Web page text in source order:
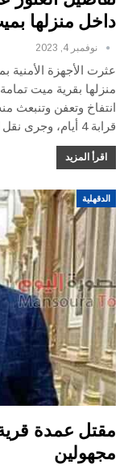
داخل منزلها
نوفمبر 4, 2023
عثرت الأجهزة الأمنية
منزلها بقرية ميت
انتفاخ وتعفن وتنبعث
قرابة 4 أيام، وجرى نقل الجثمان لمشرحة مستشفى
اقرأ المزيد
الدقهلية
مقتل عمدة قرية
مجهولين